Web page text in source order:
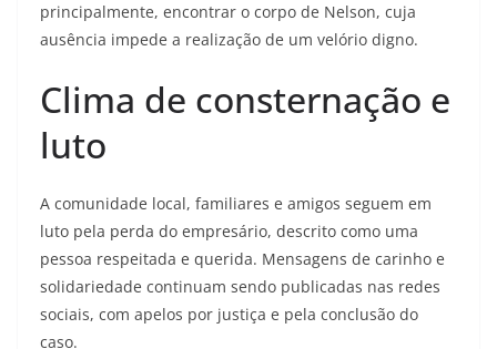
principalmente, encontrar o corpo de Nelson, cuja
ausência impede a realização de um velório digno.
Clima de consternação e
luto
A comunidade local, familiares e amigos seguem em
luto pela perda do empresário, descrito como uma
pessoa respeitada e querida. Mensagens de carinho e
solidariedade continuam sendo publicadas nas redes
sociais, com apelos por justiça e pela conclusão do
caso.